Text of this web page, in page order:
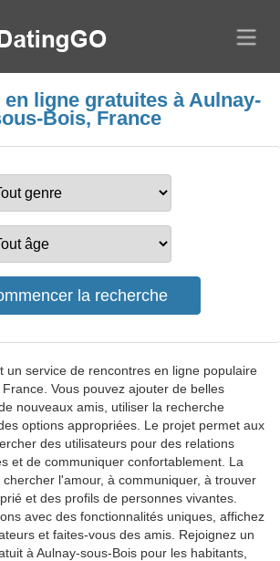
ligne gratuites à Aulnay-
Bois, France
un service de rencontres en ligne populaire
Vous pouvez ajouter de belles
nouveaux amis, utiliser la recherche
options appropriées. Le projet permet aux
des utilisateurs pour des relations
et de communiquer confortablement. La
l'amour, à communiquer, à trouver
et des profils de personnes vivantes.
avec des fonctionnalités uniques, affichez
et faites-vous des amis. Rejoignez un
à Aulnay-sous-Bois pour les habitants,